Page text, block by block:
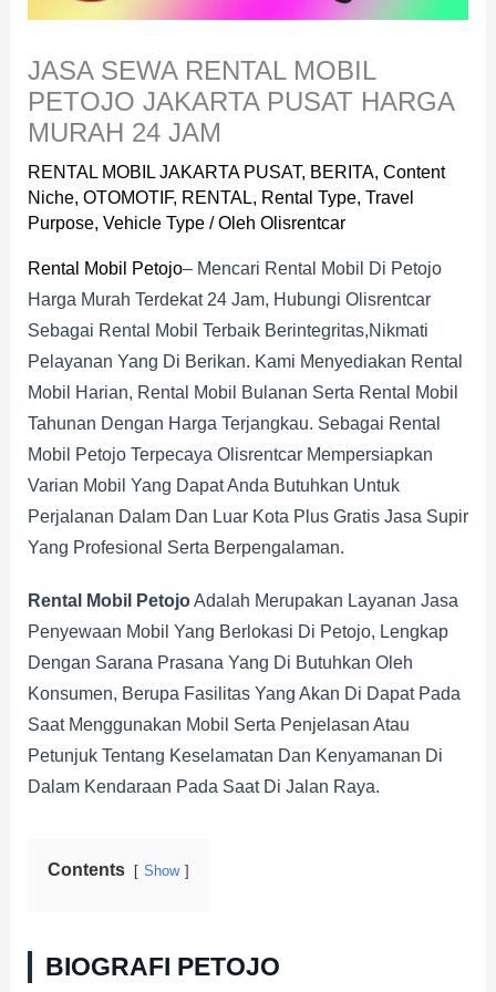
JASA SEWA RENTAL MOBIL
PETOJO JAKARTA PUSAT HARGA
MURAH 24 JAM
RENTAL MOBIL JAKARTA PUSAT, BERITA, Content
Niche, OTOMOTIF, RENTAL, Rental Type, Travel
Purpose, Vehicle Type/ Oleh Olisrentcar
Rental Mobil Petojo– Mencari Rental Mobil Di Petojo
Harga Murah Terdekat 24 Jam, Hubungi Olisrentcar
Sebagai Rental Mobil Terbaik Berintegritas,nikmati
Pelayanan Yang Di Berikan. Kami Menyediakan Rental
Mobil Harian, Rental Mobil Bulanan Serta Rental Mobil
Tahunan Dengan Harga Terjangkau. Sebagai Rental
Mobil Petojo Terpecaya Olisrentcar Mempersiapkan
Varian Mobil Yang Dapat Anda Butuhkan Untuk
Perjalanan Dalam Dan Luar Kota Plus Gratis Jasa Supir
Yang Profesional Serta Berpengalaman.
Rental Mobil PetojoAdalah Merupakan Layanan Jasa
Penyewaan Mobil Yang Berlokasi Di Petojo, Lengkap
Dengan Sarana Prasana Yang Di Butuhkan Oleh
Konsumen, Berupa Fasilitas Yang Akan Di Dapat Pada
Saat Menggunakan Mobil Serta Penjelasan Atau
Petunjuk Tentang Keselamatan Dan Kenyamanan Di
Dalam Kendaraan Pada Saat Di Jalan Raya.
Contents Show
BIOGRAFI PETOJO